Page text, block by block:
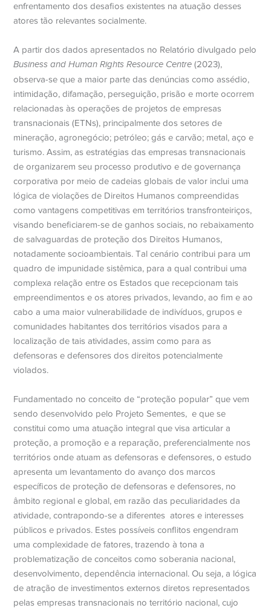
enfrentamento dos desafios existentes na atuação desses
atores tão relevantes socialmente.
A partir dos dados apresentados no Relatório divulgado pelo
Business and Human Rights Resource Centre (2023),
observa-se que a maior parte das denúncias como assédio,
intimidação, difamação, perseguição, prisão e morte ocorrem
relacionadas às operações de projetos de empresas
transnacionais (ETNs), principalmente dos setores de
mineração, agronegócio; petróleo; gás e carvão; metal, aço e
turismo. Assim, as estratégias das empresas transnacionais
de organizarem seu processo produtivo e de governança
corporativa por meio de cadeias globais de valor inclui uma
lógica de violações de Direitos Humanos compreendidas
como vantagens competitivas em territórios transfronteiriços,
visando beneficiarem-se de ganhos sociais, no rebaixamento
de salvaguardas de proteção dos Direitos Humanos,
notadamente socioambientais. Tal cenário contribui para um
quadro de impunidade sistêmica, para a qual contribui uma
complexa relação entre os Estados que recepcionam tais
empreendimentos e os atores privados, levando, ao fim e ao
cabo a uma maior vulnerabilidade de indivíduos, grupos e
comunidades habitantes dos territórios visados para a
localização de tais atividades, assim como para as
defensoras e defensores dos direitos potencialmente
violados.
Fundamentado no conceito de “proteção popular” que vem
sendo desenvolvido pelo Projeto Sementes, e que se
constitui como uma atuação integral que visa articular a
proteção, a promoção e a reparação, preferencialmente nos
territórios onde atuam as defensoras e defensores, o estudo
apresenta um levantamento do avanço dos marcos
específicos de proteção de defensoras e defensores, no
âmbito regional e global, em razão das peculiaridades da
atividade, contrapondo-se a diferentes atores e interesses
públicos e privados. Estes possíveis conflitos engendram
uma complexidade de fatores, trazendo à tona a
problematização de conceitos como soberania nacional,
desenvolvimento, dependência internacional. Ou seja, a lógica
de atração de investimentos externos diretos representados
pelas empresas transnacionais no território nacional, cujo